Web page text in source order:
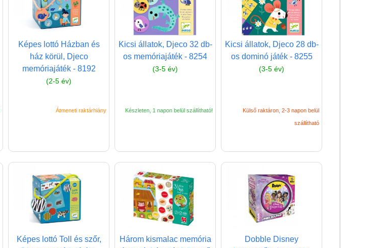
Képes lottó Házban és
ház körül, Djeco
memóriajáték - 8192
(2-5 év)
Átmeneti raktárhiány
Kicsi állatok, Djeco 32 db-
os memóriajáték - 8254
(3-5 év)
Készleten, 1 napon belül szállítható!
Kicsi állatok, Djeco 28 db-
os dominó játék - 8255
(3-5 év)
Külső raktáron, 2-3 napon belül
szállítható
Képes lottó Toll és szőr,
Három kismalac memória
Dobble Disney
Vélemények
Adatkezelés